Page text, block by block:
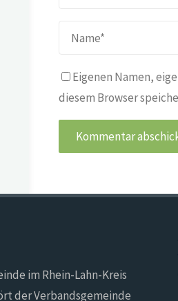
Eigenen Namen,
diesem Browser
im Rhein-Lahn-Kreis
der Verbandsgemeinde